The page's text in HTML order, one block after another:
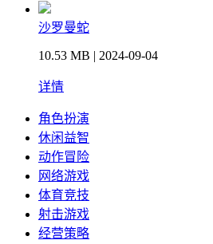
沙罗曼蛇
10.53 MB | 2024-09-04
详情
角色扮演
休闲益智
动作冒险
网络游戏
体育竞技
射击游戏
经营策略